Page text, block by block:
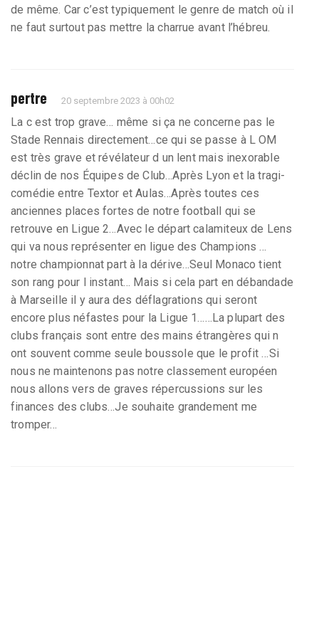
de même. Car c’est typiquement le genre de match où il
ne faut surtout pas mettre la charrue avant l’hébreu.
pertre 20 septembre 2023 à 00h02
La c est trop grave… même si ça ne concerne pas le
Stade Rennais directement…ce qui se passe à L OM
est très grave et révélateur d un lent mais inexorable
déclin de nos Équipes de Club…Après Lyon et la tragi-
comédie entre Textor et Aulas…Après toutes ces
anciennes places fortes de notre football qui se
retrouve en Ligue 2…Avec le départ calamiteux de Lens
qui va nous représenter en ligue des Champions …
notre championnat part à la dérive…Seul Monaco tient
son rang pour l instant… Mais si cela part en débandade
à Marseille il y aura des déflagrations qui seront
encore plus néfastes pour la Ligue 1……La plupart des
clubs français sont entre des mains étrangères qui n
ont souvent comme seule boussole que le profit …Si
nous ne maintenons pas notre classement européen
nous allons vers de graves répercussions sur les
finances des clubs…Je souhaite grandement me
tromper…